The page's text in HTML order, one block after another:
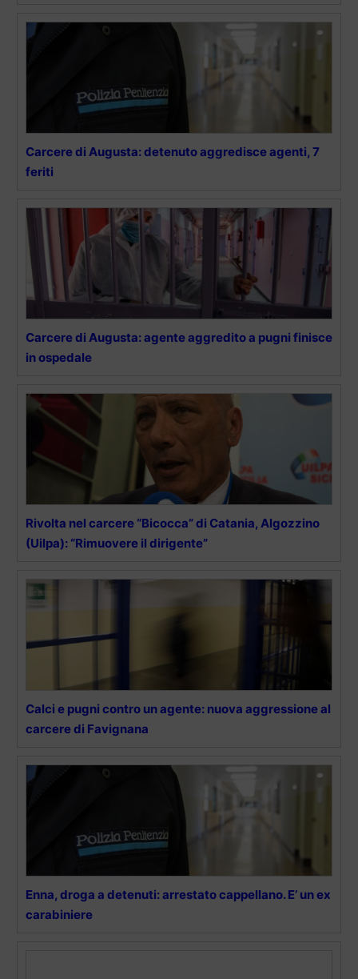
Carcere di Augusta: detenuto aggredisce agenti, 7
feriti
Carcere di Augusta: agente aggredito a pugni finisce
in ospedale
Rivolta nel carcere “Bicocca” di Catania, Algozzino
(Uilpa): “Rimuovere il dirigente”
Calci e pugni contro un agente: nuova aggressione al
carcere di Favignana
Enna, droga a detenuti: arrestato cappellano. E’ un ex
carabiniere